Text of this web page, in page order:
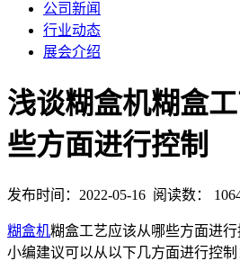
公司新闻
行业动态
展会介绍
浅谈糊盒机糊盒
些方面进行控制
发布时间：2022-05-16 阅读数：
糊盒机糊盒工艺应该从哪些方面进行
小编建议可以从以下几方面进行控制